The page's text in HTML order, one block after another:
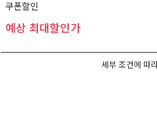
쿠폰할인
예상 최대할인가
세부 조건에 따